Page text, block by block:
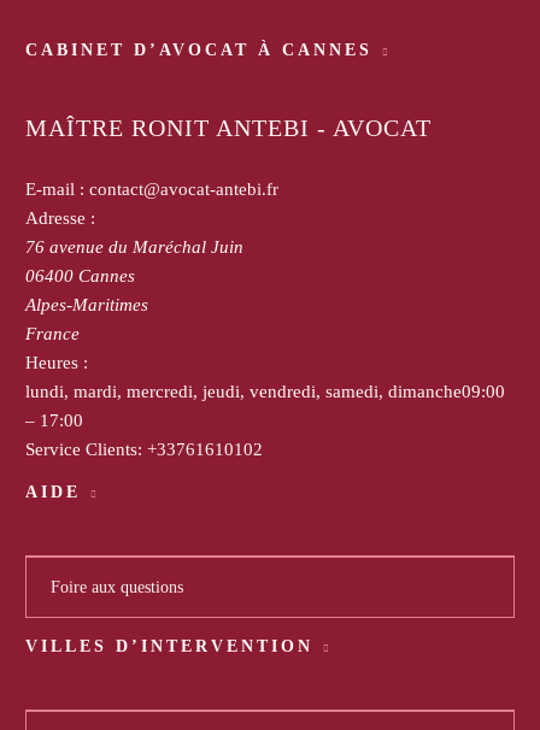
CABINET D’AVOCAT À CANNES
MAÎTRE RONIT ANTEBI - AVOCAT
E-mail : contact@avocat-antebi.fr
Adresse :
76 avenue du Maréchal Juin
06400 Cannes
Alpes-Maritimes
France
Heures :
lundi, mardi, mercredi, jeudi, vendredi, samedi, dimanche09:00
– 17:00
Service Clients: +33761610102
AIDE
Foire aux questions
VILLES D’INTERVENTION